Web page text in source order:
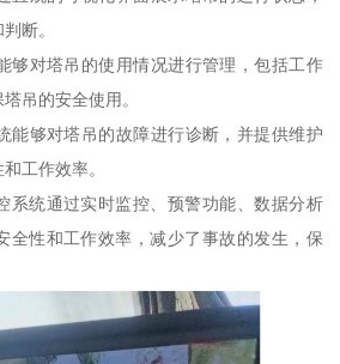
断。
够对塔吊的使用情况进行管理，包括工作
吊的安全使用。
能够对塔吊的故障进行诊断，并提供维护
工作效率。
系统通过实时监控、预警功能、数据分析
全性和工作效率，减少了事故的发生，保